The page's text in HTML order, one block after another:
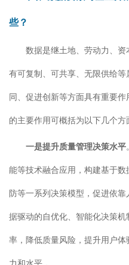
些？
数据是继土地、劳动力、
有可复制、可共享、无限供给
同、促进创新等方面具有重要
的主要作用可概括为以下几个方
一是提升质量管理决策水平
能等技术融合应用，构建基于
防等一系列决策模型，促进依
据驱动的自优化、智能化决策
率，降低质量风险，提升用户